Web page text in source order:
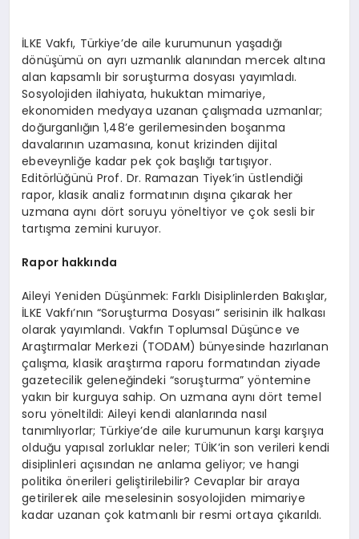
İLKE Vakfı, Türkiye’de aile kurumunun yaşadığı
dönüşümü on ayrı uzmanlık alanından mercek altına
alan kapsamlı bir soruşturma dosyası yayımladı.
Sosyolojiden ilahiyata, hukuktan mimariye,
ekonomiden medyaya uzanan çalışmada uzmanlar;
doğurganlığın 1,48’e gerilemesinden boşanma
davalarının uzamasına, konut krizinden dijital
ebeveynliğe kadar pek çok başlığı tartışıyor.
Editörlüğünü Prof. Dr. Ramazan Tiyek’in üstlendiği
rapor, klasik analiz formatının dışına çıkarak her
uzmana aynı dört soruyu yöneltiyor ve çok sesli bir
tartışma zemini kuruyor.
Rapor hakkında
Aileyi Yeniden Düşünmek: Farklı Disiplinlerden Bakışlar,
İLKE Vakfı’nın “Soruşturma Dosyası” serisinin ilk halkası
olarak yayımlandı. Vakfın Toplumsal Düşünce ve
Araştırmalar Merkezi (TODAM) bünyesinde hazırlanan
çalışma, klasik araştırma raporu formatından ziyade
gazetecilik geleneğindeki “soruşturma” yöntemine
yakın bir kurguya sahip. On uzmana aynı dört temel
soru yöneltildi: Aileyi kendi alanlarında nasıl
tanımlıyorlar; Türkiye’de aile kurumunun karşı karşıya
olduğu yapısal zorluklar neler; TÜİK’in son verileri kendi
disiplinleri açısından ne anlama geliyor; ve hangi
politika önerileri geliştirilebilir? Cevaplar bir araya
getirilerek aile meselesinin sosyolojiden mimariye
kadar uzanan çok katmanlı bir resmi ortaya çıkarıldı.